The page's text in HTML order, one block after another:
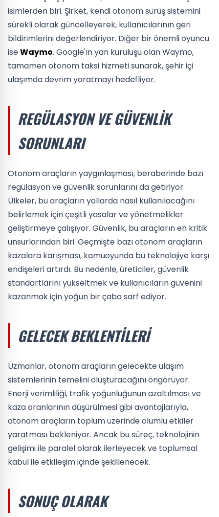
isimlerden biri. Şirket, kendi otonom sürüş sistemini
sürekli olarak güncelleyerek, kullanıcılarının geri
bildirimlerini değerlendiriyor. Diğer bir önemli oyuncu
iseWaymo. Google'ın yan kuruluşu olan Waymo,
tamamen otonom taksi hizmeti sunarak, şehir içi
ulaşımda devrim yaratmayı hedefliyor.
REGÜLASYON VE GÜVENLIK
SORUNLARI
Otonom araçların yaygınlaşması, beraberinde bazı
regülasyon ve güvenlik sorunlarını da getiriyor.
Ülkeler, bu araçların yollarda nasıl kullanılacağını
belirlemek için çeşitli yasalar ve yönetmelikler
geliştirmeye çalışıyor. Güvenlik, bu araçların en kritik
unsurlarından biri. Geçmişte bazı otonom araçların
kazalara karışması, kamuoyunda bu teknolojiye karşı
endişeleri artırdı. Bu nedenle, üreticiler, güvenlik
standartlarını yükseltmek ve kullanıcıların güvenini
kazanmak için yoğun bir çaba sarf ediyor.
GELECEK BEKLENTILERI
Uzmanlar, otonom araçların gelecekte ulaşım
sistemlerinin temelini oluşturacağını öngörüyor.
Enerji verimliliği, trafik yoğunluğunun azaltılması ve
kaza oranlarının düşürülmesi gibi avantajlarıyla,
otonom araçların toplum üzerinde olumlu etkiler
yaratması bekleniyor. Ancak bu süreç, teknolojinin
gelişimi ile paralel olarak ilerleyecek ve toplumsal
kabul ile etkileşim içinde şekillenecek.
SONUÇ OLARAK